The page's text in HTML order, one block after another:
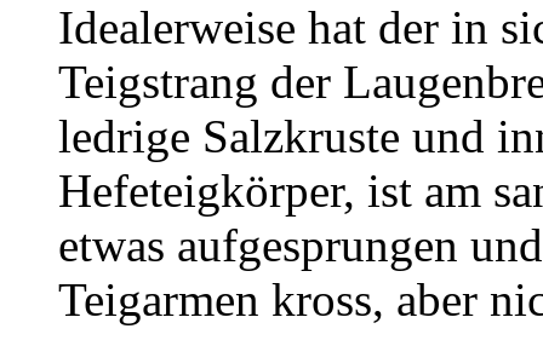
Idealerweise hat der in
Teigstrang der
ledrige Salzkruste und
Hefeteigkörper, ist am
etwas aufgesprungen
Teigarmen kross, aber